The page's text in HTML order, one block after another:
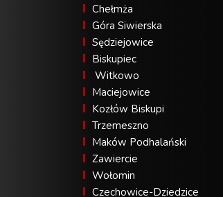
Chełmża
Góra Siwierska
Sędziejowice
Biskupiec
Witkowo
Maciejowice
Kozłów Biskupi
Trzemeszno
Maków Podhalański
Zawiercie
Wołomin
Czechowice-Dziedzice